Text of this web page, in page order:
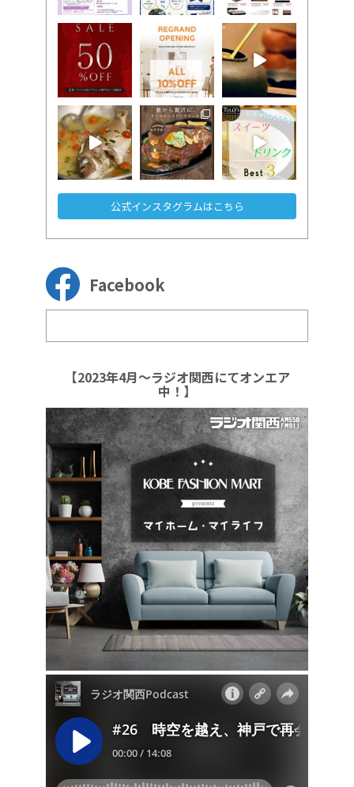
公式インスタグラムはこちら
Facebook
【2023年4月～ラジオ関西にてオンエア
中！】